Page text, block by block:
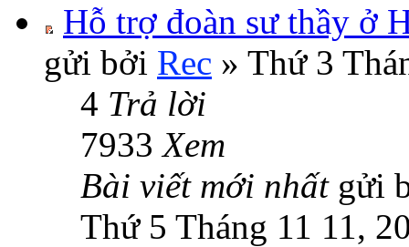
Hỗ trợ đoàn sư thầy ở
gửi bởi Rec » Thứ 3
4 Trả lời
7933Xem
Bài viết mới nhất gửi
Thứ 5 Tháng 11 11,